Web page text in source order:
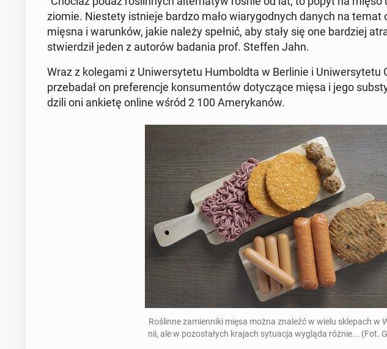
zio­mie. Nie­ste­ty ist­nie­je bardzo mało wia­ry­god­nych danych na
mięsna i wa­run­ków, jakie należy spełnić, aby stały się one bar­dziej
stwier­dził jeden z autorów badania prof. Steffen Jahn.
Wraz z ko­le­ga­mi z Uni­wer­sy­te­tu Hum­bold­ta w Ber­li­nie i Uni­wer­sy­te­tu
prze­ba­dał on pre­fe­ren­cje kon­su­men­tów do­ty­czą­ce mięsa i jego
dzi­li oni ankietę online wśród 2 100 Ame­ry­ka­nów.
Ro­ślin­ne za­mien­ni­ki mięsa można znaleźć w wielu skle­pach w
nii, ale w po­zo­sta­łych krajach sy­tu­acja wygląda różnie... (Fot.